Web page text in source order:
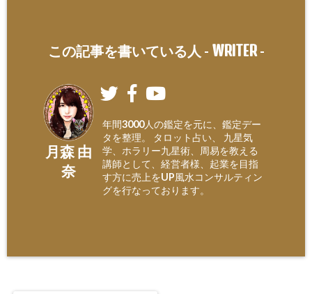
この記事を書いている人 - WRITER-
月森 由
奈
年間3000人の鑑定を元に、鑑定デー
タを整理。 タロット占い、 九星気
学、ホラリー九星術、周易を教える
講師として、経営者様、起業を目指
す方に売上をUP風水コンサルティン
グを行なっております。